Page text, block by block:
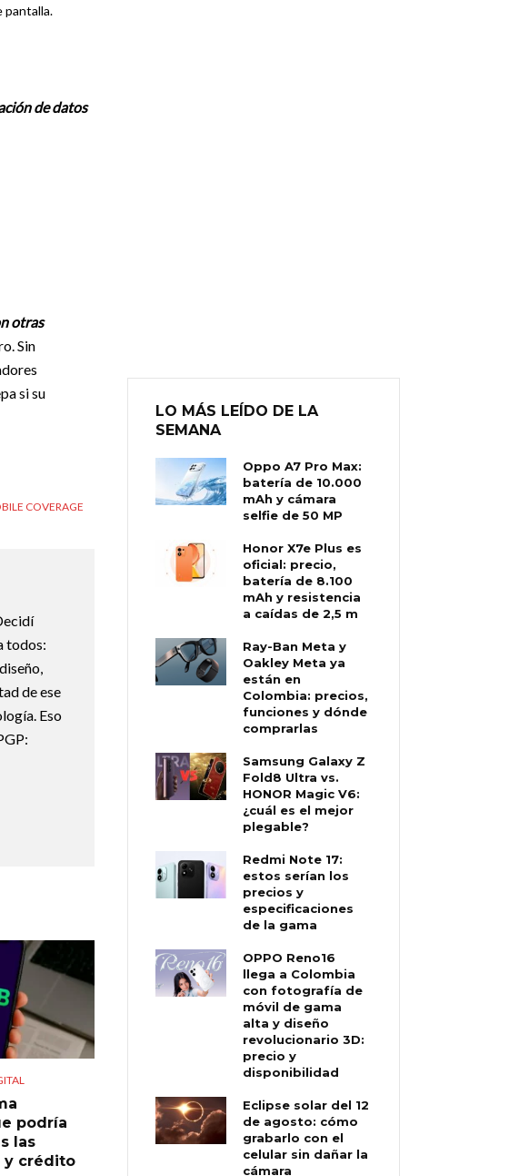
pantalla.
de datos
otras
Sin
si su
COVERAGE
todos:
de ese
Eso
podría
las
y crédito
LO MÁS LEÍDO DE LA
SEMANA
Oppo A7 Pro Max:
batería de 10.000
mAh y cámara
selfie de 50 MP
Honor X7e Plus es
oficial: precio,
batería de 8.100
mAh y resistencia
a caídas de 2,5 m
Ray-Ban Meta y
Oakley Meta ya
están en
Colombia: precios,
funciones y dónde
comprarlas
Samsung Galaxy Z
Fold8 Ultra vs.
HONOR Magic V6:
¿cuál es el mejor
plegable?
Redmi Note 17:
estos serían los
precios y
especificaciones
de la gama
OPPO Reno16
llega a Colombia
con fotografía de
móvil de gama
alta y diseño
revolucionario 3D:
precio y
disponibilidad
Eclipse solar del 12
de agosto: cómo
grabarlo con el
celular sin dañar la
cámara